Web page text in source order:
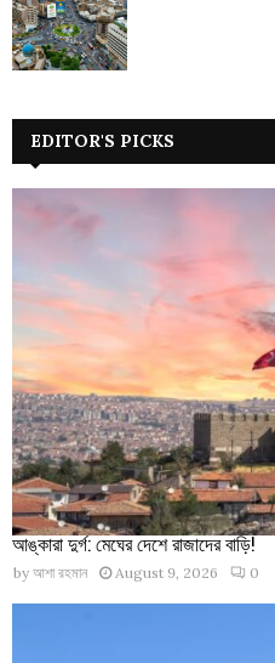
EDITOR'S PICKS
আঙ্কারা দুর্গ: মেঘের দেশে রাজাদের বাড়ি!
by আশা রহমান August 9, 2026 0